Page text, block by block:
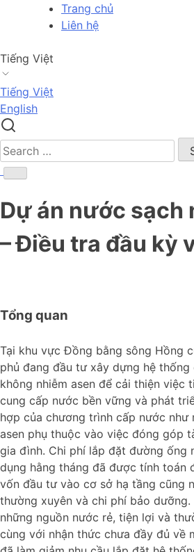
Trang chủ
Liên hệ
Tiếng Việt
Tiếng Việt
English
Search
for:
Dự án nước sạch
– Điều tra đầu kỳ
Tổng quan
Tại khu vực Đồng bằng sông Hồng
phủ đang đầu tư xây dựng hệ
không nhiễm asen để cải thiện việc
cung cấp nước bền vững và phát
hợp của chương trình cấp nước như
asen phụ thuộc vào việc đóng góp
gia đình. Chi phí lắp đặt đường ống
dụng hằng tháng đã được tính toán
vốn đầu tư vào cơ sở hạ tầng cũng
thường xuyên và chi phí bảo dưỡng.
những nguồn nước rẻ, tiện lợi và
cùng với nhận thức chưa đầy đủ về